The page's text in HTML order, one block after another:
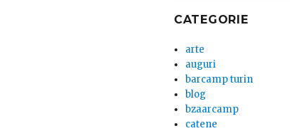
CATEGORIE
arte
auguri
barcamp turin
blog
bzaarcamp
catene